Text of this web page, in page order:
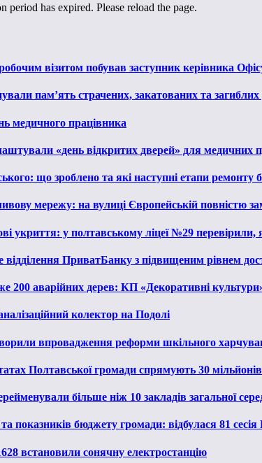
has expired. Please reload the page.
візитом побував заступник керівника
пам’ять страчених, закатованих та загиблих
медичного працівника
«день відкритих дверей» для медичних
що зроблено та які наступні етапи ремонту
мережу: на вулиці Європейській повністю
укриття: у полтавському ліцеї №29
відділення ПриватБанку з підвищеним рівнем
200 аварійних дерев: КП «Декоративні
колектор на Подолі
впровадження реформи шкільного
Полтавської громади спрямують 30
більше ніж 10 закладів загальної
показників бюджету громади: відбулася 81 сесія
встановили сонячну електростанцію